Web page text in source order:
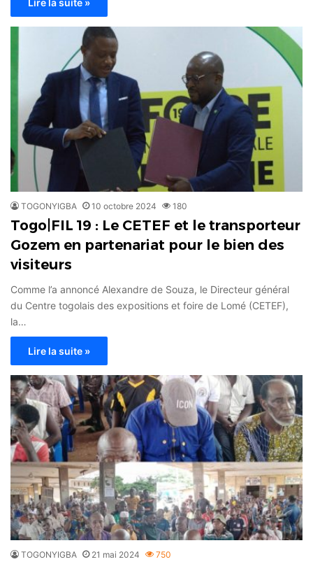
Lire la suite »
TOGONYIGBA 10 octobre 2024 180
Togo|FIL 19 : Le CETEF et le transporteur
Gozem en partenariat pour le bien des
visiteurs
Comme l’a annoncé Alexandre de Souza, le Directeur général
du Centre togolais des expositions et foire de Lomé (CETEF),
la…
Lire la suite »
TOGONYIGBA 21 mai 2024 750